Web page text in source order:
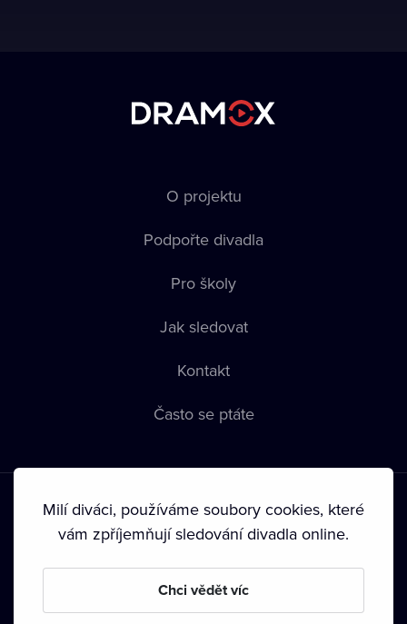
O projektu
Podpořte divadla
Pro školy
Jak sledovat
Kontakt
Často se ptáte
Podmínky používání • Ochrana soukromí • Zásady používání
• Autorská práva•
Milí diváci, používáme soubory cookies, které
vám zpříjemňují sledování divadla online.
Chci vědět víc